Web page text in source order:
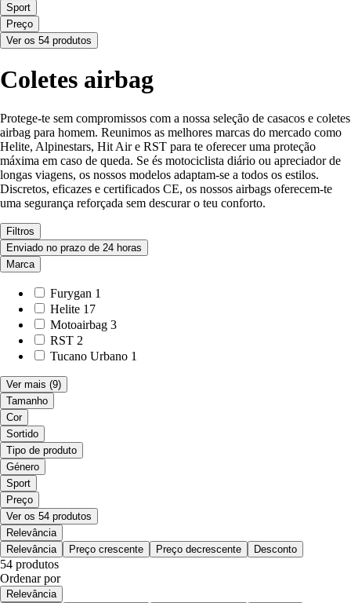
Sport
Preço
Ver os 54 produtos
Coletes airbag
Protege-te sem compromissos com a nossa seleção de casacos e coletes
airbag para homem. Reunimos as melhores marcas do mercado como
Helite, Alpinestars, Hit Air e RST para te oferecer uma proteção
máxima em caso de queda. Se és motociclista diário ou apreciador de
longas viagens, os nossos modelos adaptam-se a todos os estilos.
Discretos, eficazes e certificados CE, os nossos airbags oferecem-te
uma segurança reforçada sem descurar o teu conforto.
Filtros
Enviado no prazo de 24 horas
Marca
Furygan 1
Helite 17
Motoairbag 3
RST 2
Tucano Urbano 1
Ver mais (9)
Tamanho
Cor
Sortido
Tipo de produto
Género
Sport
Preço
Ver os 54 produtos
Relevância
Relevância
Preço crescente Preço decrescente Desconto
54 produtos
Ordenar por
Relevância